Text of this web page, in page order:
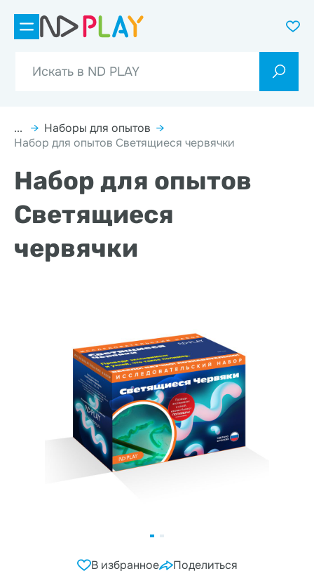
... → Наборы для опытов →
Набор для опытов Светящиеся червячки
Набор для опытов
Светящиеся
червячки
В избранное Поделиться